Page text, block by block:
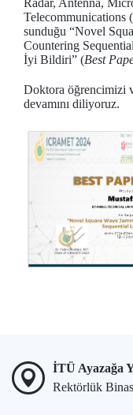
Radar, Antenna,
Telecommunications
sunduğu “Novel
Countering
İyi Bildiri” (Best
Doktora öğrencimizi
devamını diliyoruz.
İTÜ Ayazağa
Rektörlük